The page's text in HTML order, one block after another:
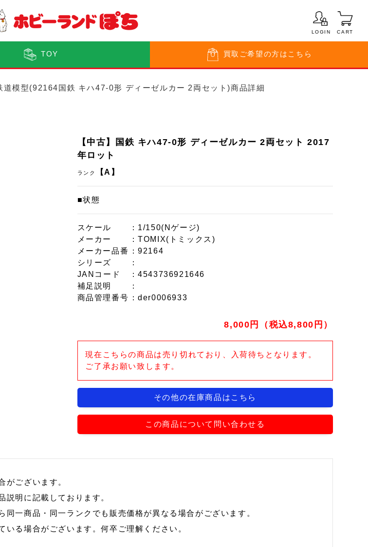
LOGIN CART
TOY 買取 ご希望の方はこちら
道模型(92164国鉄 キハ47-0形 ディーゼルカー 2両セット)商品詳細
【中古】国鉄 キハ47-0形 ディーゼルカー 2両セット 2017
年ロット
ランク 【A】
■状態
スケール
：1/150(Nゲージ)
メーカー
：TOMIX(トミックス)
メーカー品番
：92164
シリーズ
：
JANコード
：4543736921646
補足説明
：
商品管理番号 ：der0006933
8,000円（税込8,800円）
現在こちらの商品は売り切れており、入荷待ちとなります。
ご了承お願い致します。
その他の在庫商品はこちら
この商品について問い合わせる
がございます。
説明に記載しております。
一商品・同一ランクでも販売価格が異なる場合がございます。
いる場合がございます。何卒ご理解ください。